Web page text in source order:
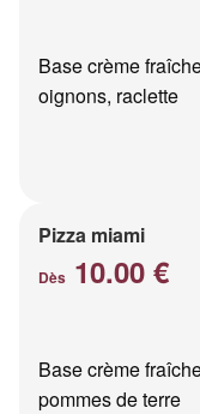
Base crème
oignons, raclette
Pizza miami
Dès 10.00 €
Base crème
pommes de terre